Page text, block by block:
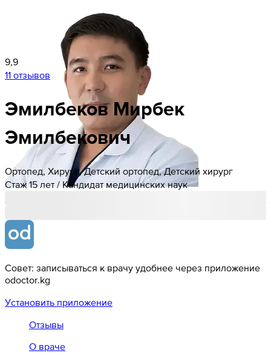
9,9
11 отзывов
Эмилбеков Мирбек
Эмилбекович
Ортопед, Хирург, Детский ортопед, Детский хирург
Стаж 15 лет / Кандидат медицинских наук
Совет: записываться к врачу удобнее через приложение
odoctor.kg
Установить приложение
Отзывы
О враче